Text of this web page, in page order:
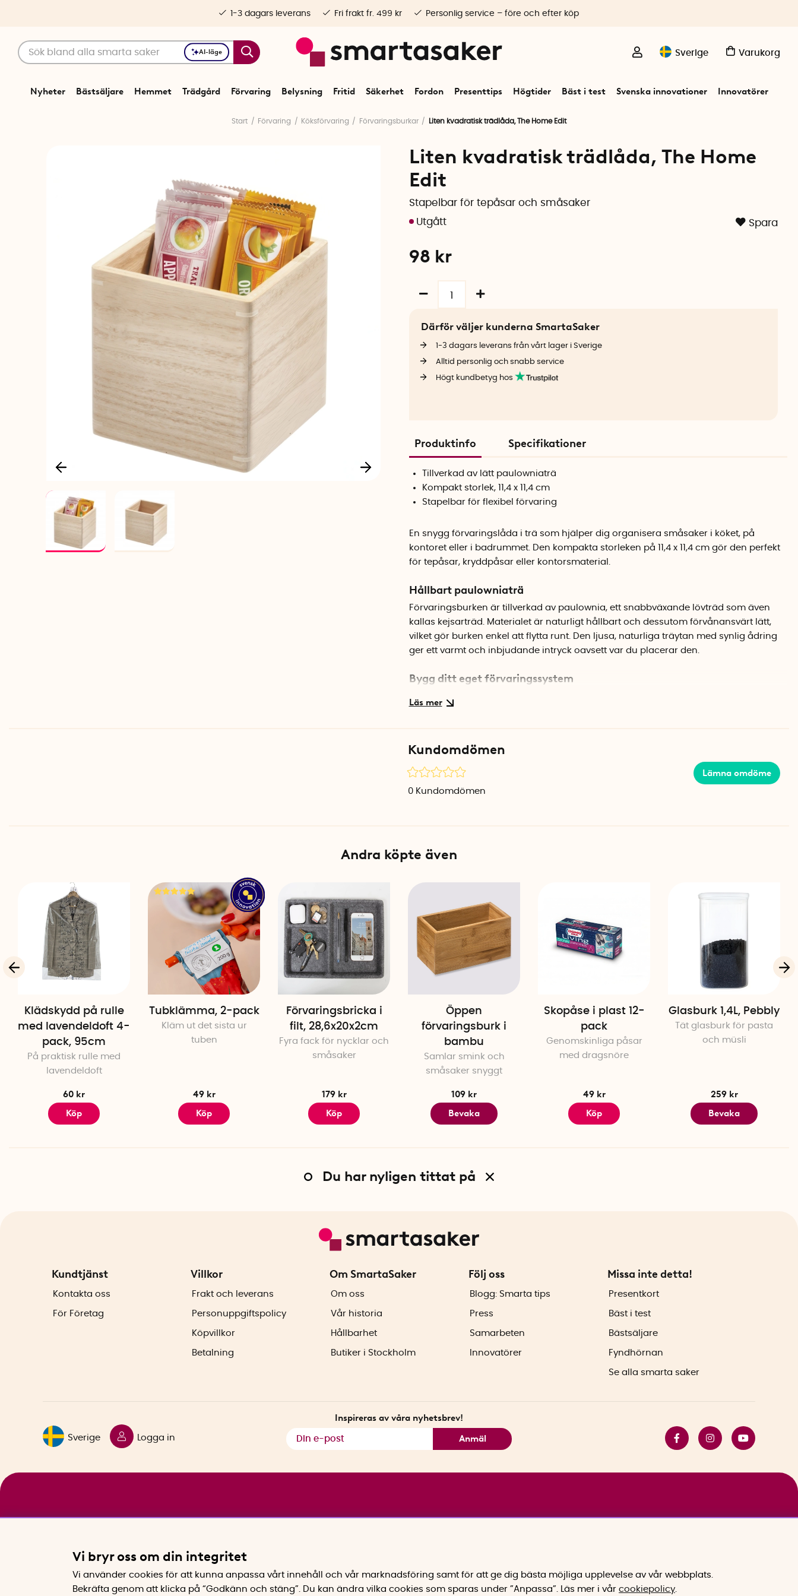
AI-läge Sverige Varukorg
Nyheter Bästsäljare Hemmet Trädgård Förvaring Belysning Fritid Säkerhet Fordon Presenttips Högtider Bäst i test Svenska innovationer Innovatörer
1-3 dagars leverans Fri frakt fr. 499 kr Personlig service – före och efter köp
Start Förvaring Köksförvaring Förvaringsburkar Liten kvadratisk trädlåda, The Home Edit
Liten kvadratisk trädlåda, The Home
Edit
Stapelbar för tepåsar och småsaker
Spara
98 kr
Därför väljer kunderna SmartaSaker
1-3 dagars leverans från vårt lager i Sverige
Alltid personlig och snabb service
Högt kundbetyg hos
Produktinfo Specifikationer
Tillverkad av lätt paulowniaträ
Kompakt storlek, 11,4 x 11,4 cm
Stapelbar för flexibel förvaring
En snygg förvaringslåda i trä som hjälper dig organisera småsaker i köket, på
kontoret eller i badrummet. Den kompakta storleken på 11,4 x 11,4 cm gör den perfekt
för tepåsar, kryddpåsar eller kontorsmaterial.
Hållbart paulowniaträ
Förvaringsburken är tillverkad av paulownia, ett snabbväxande lövträd som även
kallas kejsarträd. Materialet är naturligt hållbart och dessutom förvånansvärt lätt,
vilket gör burken enkel att flytta runt. Den ljusa, naturliga träytan med synlig ådring
ger ett varmt och inbjudande intryck oavsett var du placerar den.
Bygg ditt eget förvaringssystem
Specifikationer
Mått: 11,4 x 11,4 x 12 cm
Material: Paulowniaträ
Färg: Natur
Kundomdömen
Lämna omdöme
0 Kundomdömen
Andra köpte även
Klädskydd på rulle
med lavendeldoft 4-
pack, 95cm
På praktisk rulle med
lavendeldoft
60 kr
Köp
Tubklämma, 2-pack
Kläm ut det sista ur
tuben
49 kr
Köp
Förvaringsbricka i
filt, 28,6x20x2cm
Fyra fack för nycklar och
småsaker
179 kr
Köp
Öppen
förvaringsburk i
bambu
Samlar smink och
småsaker snyggt
109 kr
Bevaka
Skopåse i plast 12-
pack
Genomskinliga påsar
med dragsnöre
49 kr
Köp
Glasburk 1,4L, Pebbly
Tät glasburk för pasta
och müsli
259 kr
Bevaka
Du har nyligen tittat på
Kundtjänst
Kontakta oss
För Företag
Villkor
Frakt och leverans
Personuppgiftspolicy
Köpvillkor
Betalning
Om SmartaSaker
Om oss
Vår historia
Hållbarhet
Butiker i Stockholm
Följ oss
Blogg: Smarta tips
Press
Samarbeten
Innovatörer
Missa inte detta!
Presentkort
Bäst i test
Bästsäljare
Fyndhörnan
Se alla smarta saker
Sverige Logga in
Inspireras av våra nyhetsbrev!
Anmäl
Vi bryr oss om din integritet
Vi använder cookies för att kunna anpassa vårt innehåll och vår marknadsföring samt för att ge dig bästa möjliga upplevelse av vår webbplats.
Bekräfta genom att klicka på “Godkänn och stäng”. Du kan ändra vilka cookies som sparas under ”Anpassa”.
Läs mer i vår cookiepolicy